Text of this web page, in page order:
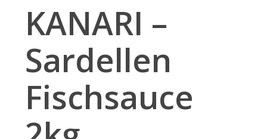
KANARI –
Sardellen
Fischsauce